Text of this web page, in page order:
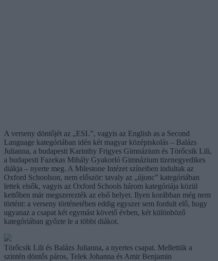
A verseny döntőjét az „ESL”, vagyis az English as a Second
Language kategóriában idén két magyar középiskolás – Balázs
Julianna, a budapesti Karinthy Frigyes Gimnázium és Törőcsik Lili,
a budapesti Fazekas Mihály Gyakorló Gimnázium tizenegyedikes
diákja – nyerte meg. A Milestone Intézet színeiben indultak az
Oxford Schoolson, nem először: tavaly az „újonc” kategóriában
lettek elsők, vagyis az Oxford Schools három kategóriája közül
kettőben már megszerezték az első helyet. Ilyen korábban még nem
történt: a verseny történetében eddig egyszer sem fordult elő, hogy
ugyanaz a csapat két egymást követő évben, két különböző
kategóriában győzte le a többi diákot.
Törőcsik Lili és Balázs Julianna, a nyertes csapat. Mellettük a
szintén döntős páros, Telek Johanna és Amir Benjamin